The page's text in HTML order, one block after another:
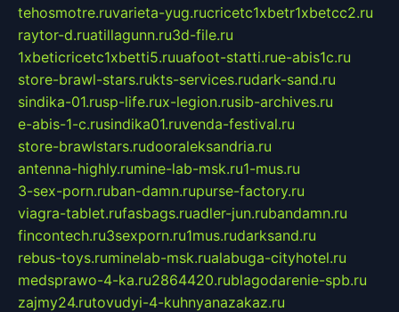
tehosmotre.ruvarieta-yug.rucricetc1xbetr1xbetcc2.ru
raytor-d.ruatillagunn.ru3d-file.ru
1xbeticricetc1xbetti5.ruuafoot-statti.rue-abis1c.ru
store-brawl-stars.rukts-services.rudark-sand.ru
sindika-01.rusp-life.rux-legion.rusib-archives.ru
e-abis-1-c.rusindika01.ruvenda-festival.ru
store-brawlstars.rudooraleksandria.ru
antenna-highly.rumine-lab-msk.ru1-mus.ru
3-sex-porn.ruban-damn.rupurse-factory.ru
viagra-tablet.rufasbags.ruadler-jun.rubandamn.ru
fincontech.ru3sexporn.ru1mus.rudarksand.ru
rebus-toys.ruminelab-msk.rualabuga-cityhotel.ru
medsprawo-4-ka.ru2864420.rublagodarenie-spb.ru
zajmy24.rutovudyi-4-kuhnyanazakaz.ru